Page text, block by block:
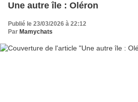
Une autre île : Oléron
Publié le 23/03/2026 à 22:12
Par Mamychats